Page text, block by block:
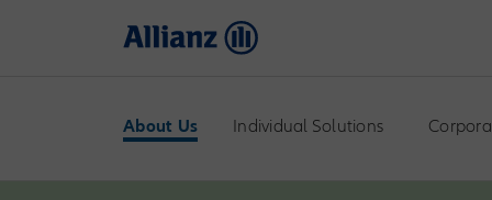
About Us Individual Solutions